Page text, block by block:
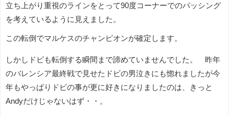
立ち上がり重視のラインをとって90度コーナーでのパッシング
を考えているように見えました。
この転倒でマルケスのチャンピオンが確定します。
しかしドビも転倒する瞬間まで諦めていませんでした。 昨年
のバレンシア最終戦で見せたドビの男泣きにも惚れましたが今
年もやっぱりドビの事が更に好きになりましたのは、きっと
Andyだけじゃないはず・・。